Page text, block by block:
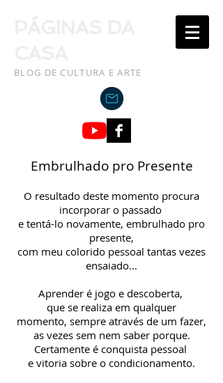
BLOG DE CULTURA E ARTE
Embrulhado pro Presente
O resultado deste momento procura
incorporar o passado
e tentá-lo novamente, embrulhado pro
presente,
com meu colorido pessoal tantas vezes
ensaiado...
Aprender é jogo e descoberta,
que se realiza em qualquer
momento, sempre através de um fazer,
as vezes sem nem saber porque.
Certamente é conquista pessoal
e vitoria sobre o condicionamento.